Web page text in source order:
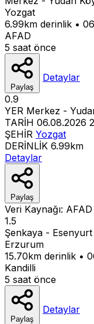
Yozgat
6.99km derinlik •
AFAD
5 saat önce
Paylaş
Detaylar
0.9
YER Merkez -
TARİH 06.08.2026
ŞEHİR Yozgat
DERİNLİK 6.99km
Detaylar
Paylaş
Veri Kaynağı: AFAD
1.5
Şenkaya - Esenyurt
Erzurum
15.70km derinlik •
Kandilli
5 saat önce
Paylaş
Detaylar